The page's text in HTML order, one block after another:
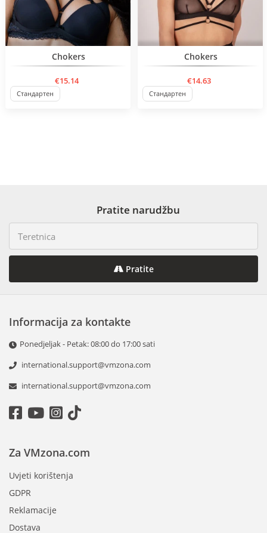
Нов продукт
Chokers
€15.14
Стандартен
Chokers
€14.63
Стандартен
Pratite narudžbu
Pratite
Informacija za kontakte
Ponedjeljak - Petak: 08:00 do 17:00 sati
international.support@vmzona.com
international.support@vmzona.com
Za VMzona.com
Uvjeti korištenja
GDPR
Reklamacije
Dostava